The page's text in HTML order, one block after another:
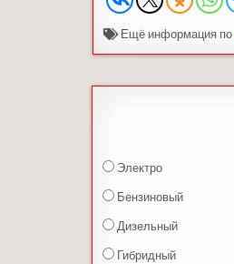
Ещё информация по
Электро
Бензиновый
Дизельный
Гибридный